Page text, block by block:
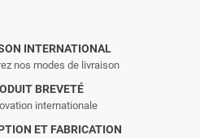
INTERNATIONAL
nos modes de livraison
BREVETÉ
internationale
ET FABRICATION